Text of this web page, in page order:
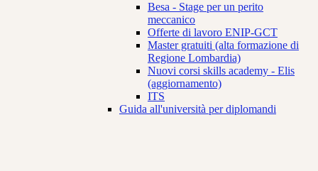
Besa - Stage per un perito
meccanico
Offerte di lavoro ENIP-GCT
Master gratuiti (alta formazione di
Regione Lombardia)
Nuovi corsi skills academy - Elis
(aggiornamento)
ITS
Guida all'università per diplomandi